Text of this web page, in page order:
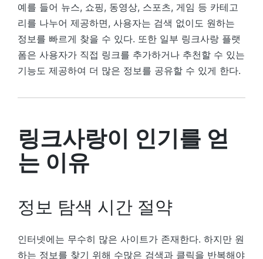
예를 들어 뉴스, 쇼핑, 동영상, 스포츠, 게임 등 카테고
리를 나누어 제공하면, 사용자는 검색 없이도 원하는
정보를 빠르게 찾을 수 있다. 또한 일부 링크사랑 플랫
폼은 사용자가 직접 링크를 추가하거나 추천할 수 있는
기능도 제공하여 더 많은 정보를 공유할 수 있게 한다.
링크사랑이 인기를 얻
는 이유
정보 탐색 시간 절약
인터넷에는 무수히 많은 사이트가 존재한다. 하지만 원
하는 정보를 찾기 위해 수많은 검색과 클릭을 반복해야